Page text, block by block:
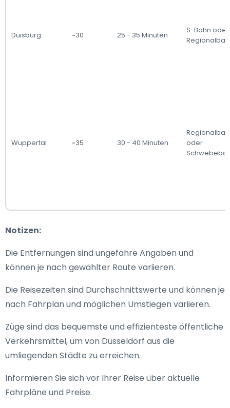
Duisburg ~30 25 - 35 Minuten
S-Bahn oder
Wuppertal ~35 30 - 40 Minuten
oder
Notizen:
Die Entfernungen sind ungefähre Angaben und
können je nach gewählter Route variieren.
Die Reisezeiten sind Durchschnittswerte und können je
nach Fahrplan und möglichen Umstiegen variieren.
Züge sind das bequemste und effizienteste öffentliche
Verkehrsmittel, um von Düsseldorf aus die
umliegenden Städte zu erreichen.
Informieren Sie sich vor Ihrer Reise über aktuelle
Fahrpläne und Preise.